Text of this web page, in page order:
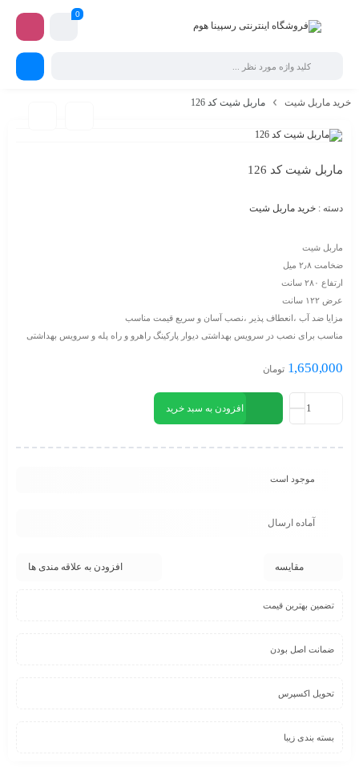
0
خرید ماربل شیت ماربل شیت کد 126
ماربل شیت کد 126
دسته : خرید ماربل شیت
ماربل شیت
ضخامت ۲٫۸ میل
ارتفاع ۲۸۰ سانت
عرض ۱۲۲ سانت
مزایا ضد آب ،انعطاف پذیر ،نصب آسان و سریع قیمت مناسب
مناسب برای نصب در سرویس بهداشتی دیوار پارکینگ راهرو و راه پله و سرویس بهداشتی
1,650,000 تومان
افزودن به سبد خرید
موجود است
آماده ارسال
مقایسه افزودن به علاقه مندی ها
تضمین بهترین قیمت
ضمانت اصل بودن
تحویل اکسپرس
بسته بندی زیبا